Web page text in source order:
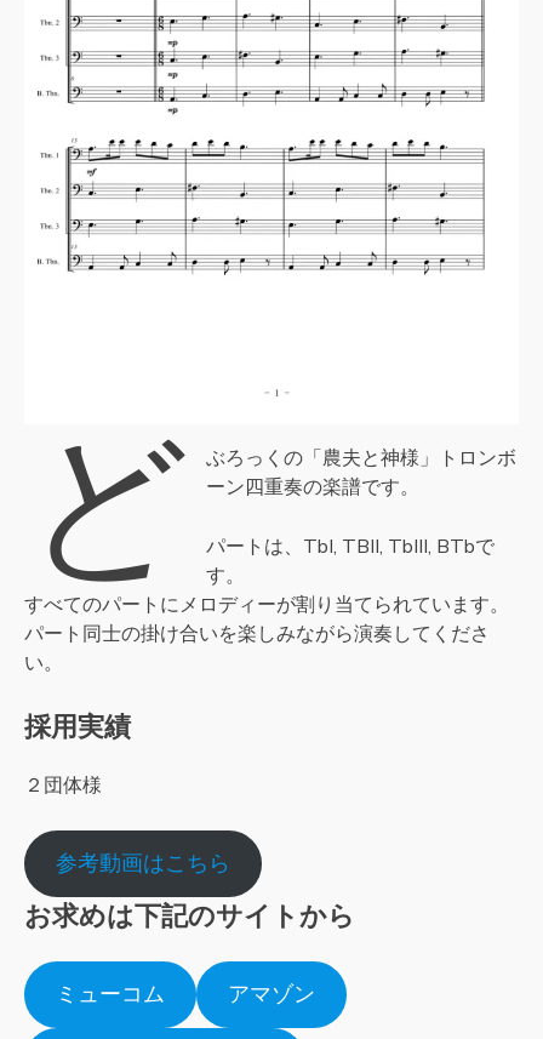
ど
ぶろっくの「農夫と神様」トロンボ
ーン四重奏の楽譜です。
パートは、TbI, TBII, TbIII, BTbで
す。
すべてのパートにメロディーが割り当てられています。
パート同士の掛け合いを楽しみながら演奏してくださ
い。
採用実績
２団体様
参考動画はこちら
お求めは下記のサイトから
ミューコム アマゾン